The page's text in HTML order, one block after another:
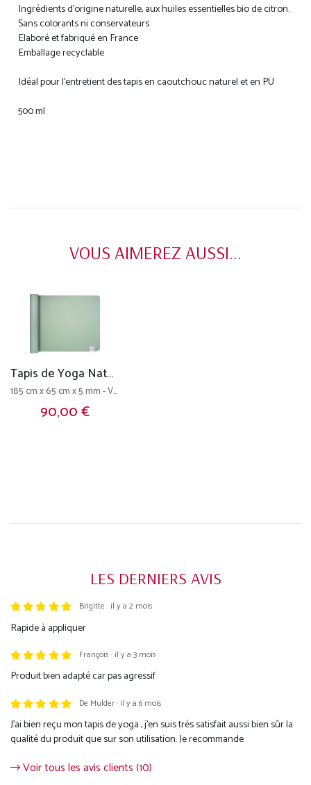
Ingrédients d’origine naturelle, aux huiles essentielles bio de citron.
Sans colorants ni conservateurs
Elaboré et fabriqué en France
Emballage recyclable
Idéal pour l'entretient des tapis en caoutchouc naturel et en PU
500 ml
VOUS AIMEREZ AUSSI...
Tapis de Yoga Natural Mat 5mm
185 cm x 65 cm x 5 mm - Vert Amande
90,00 €
LES DERNIERS AVIS
Trustpilot Brigitte · il y a 2 mois
Rapide à appliquer
François · il y a 3 mois
Produit bien adapté car pas agressif
De Mulder · il y a 6 mois
J’ai bien reçu mon tapis de yoga , j’en suis très satisfait aussi bien sûr la
qualité du produit que sur son utilisation. Je recommande
Voir tous les avis clients (10)